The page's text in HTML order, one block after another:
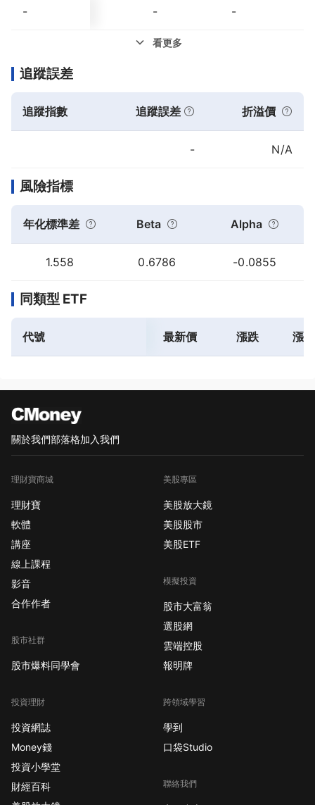
- - -
看更多
追蹤誤差
追蹤指數 追蹤誤差 折溢價
- N/A
風險指標
年化標準差 Beta Alpha
1.558 0.6786 -0.0855
同類型 ETF
代號 最新價 漲跌 漲
關於我們部落格加入我們
理財寶商城
理財寶
軟體
講座
線上課程
影音
合作作者
股市社群
股市爆料同學會
投資理財
投資網誌
Money錢
投資小學堂
財經百科
美股專區
美股放大鏡
美股股市
美股ETF
模擬投資
股市大富翁
選股網
雲端控股
報明牌
跨領域學習
學到
口袋Studio
聯絡我們